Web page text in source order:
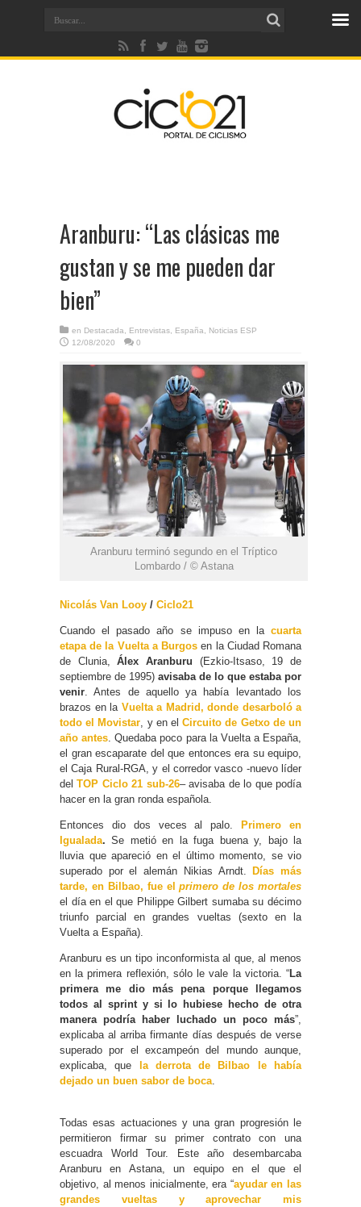
Aranburu: “Las clásicas me
gustan y se me pueden dar
bien”
en Destacada Entrevistas España
Noticias ESP
12/08/2020
0
Aranburu terminó segundo en el Tríptico
Lombardo / © Astana
Nicolás Van Looy / Ciclo21
Cuando el pasado año se impuso en la cuarta
etapa de la Vuelta a Burgos en la Ciudad Romana
de Clunia,Álex Aranburu (Ezkio-Itsaso, 19 de
septiembre de 1995) avisaba de lo que estaba por
venir . Antes de aquello ya había levantado los
brazos en la Vuelta a Madrid, donde desarboló a
todo el Movistar , y en elCircuito de Getxo de un
año antes . Quedaba poco para la Vuelta a España,
el gran escaparate del que entonces era su equipo,
el Caja Rural-RGA, y el corredor vasco -nuevo líder
delTOP Ciclo 21 sub-26– avisaba de lo que podía
hacer en la gran ronda española.
Entonces dio dos veces al palo.
Primero en
Igualada. Se metió en la fuga buena y, bajo la
lluvia que apareció en el último momento, se vio
superado por el alemán Nikias Arndt.
Días más
tarde, en Bilbao, fue elprimero de los mortales
el día en el que Philippe Gilbert sumaba su décimo
triunfo parcial en grandes vueltas (sexto en la
Vuelta a España).
Aranburu es un tipo inconformista al que, al menos
en la primera reflexión, sólo le vale la victoria. “ La
primera me dio más pena porque llegamos
todos al sprint y si lo hubiese hecho de otra
manera podría haber luchado un poco más”,
explicaba al arriba firmante días después de verse
superado por el excampeón del mundo aunque,
explicaba, que
la derrota de Bilbao le había
dejado un buen sabor de boca
Todas esas actuaciones y una gran progresión le
permitieron firmar su primer contrato con una
escuadra World Tour. Este año desembarcaba
Aranburu en Astana, un equipo en el que el
objetivo, al menos inicialmente, era “ayudar en las
grandes vueltas y aprovechar mis